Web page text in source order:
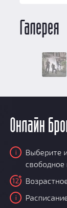
Галерея
Онлайн
i Выберите и
свободное
12
i